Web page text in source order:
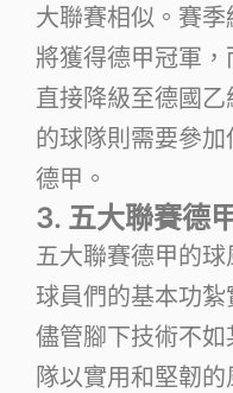
大聯賽相似。賽
將獲得德甲冠軍
直接降級至德國
的球隊則需要參
德甲。
3. 五大聯賽德
五大聯賽德甲的球
球員們的基本功紮
儘管腳下技術不
隊以實用和堅韌